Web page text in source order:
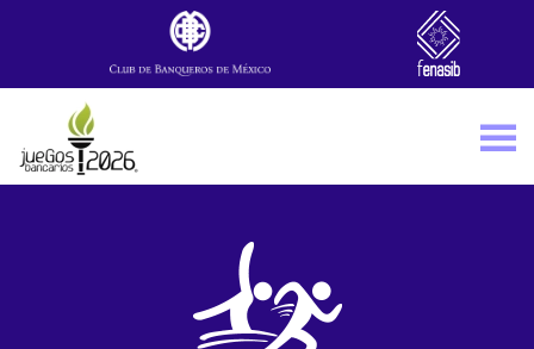
Skip to main content